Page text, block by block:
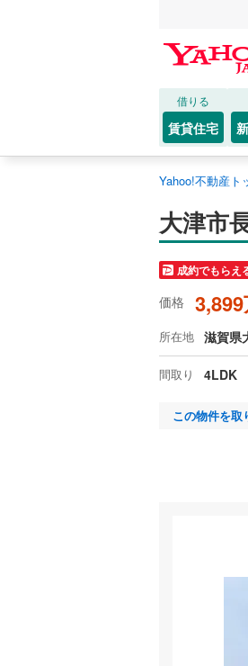
借りる
賃貸住宅
Yahoo!不動産ト
大津市
成約でもらえ
価格
所在地 滋賀県
間取り 4LDK
この物件を取